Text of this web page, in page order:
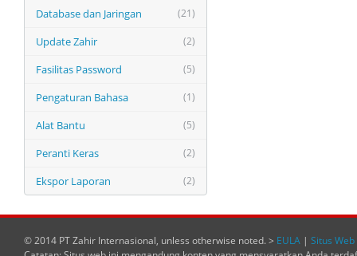
(21)
Database dan Jaringan
(2)
Update Zahir
(5)
Fasilitas Password
(1)
Pengaturan Bahasa
(5)
Alat Bantu
(2)
Peranti Keras
(2)
Ekspor Laporan
© 2014 PT Zahir Internasional, unless otherwise noted. > EULA | Situs